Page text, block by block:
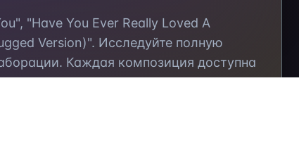
"Have You Ever Really Loved A
Version)". Исследуйте полную
Каждая композиция доступна